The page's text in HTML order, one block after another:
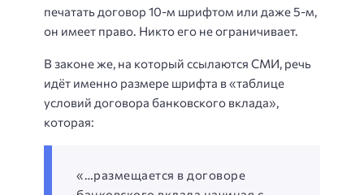
печатать договор 10-м шрифтом или даже 5-м,
он имеет право. Никто его не ограничивает.
В законе же, на который ссылаются СМИ, речь
идёт именно размере шрифта в «таблице
условий договора банковского вклада»,
которая:
«…размещается в договоре